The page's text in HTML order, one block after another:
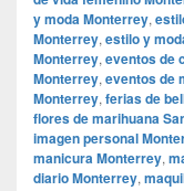
y moda Monterrey,
Monterrey, estilo y
Monterrey, eventos de
Monterrey, eventos de
Monterrey, ferias de
flores de marihuana
imagen personal
manicura Monterrey,
diario Monterrey,